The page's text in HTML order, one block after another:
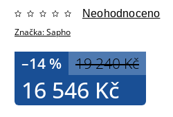
Značka:Sapho
Neohodnoceno
19 240 Kč
–14 %
16 546 Kč